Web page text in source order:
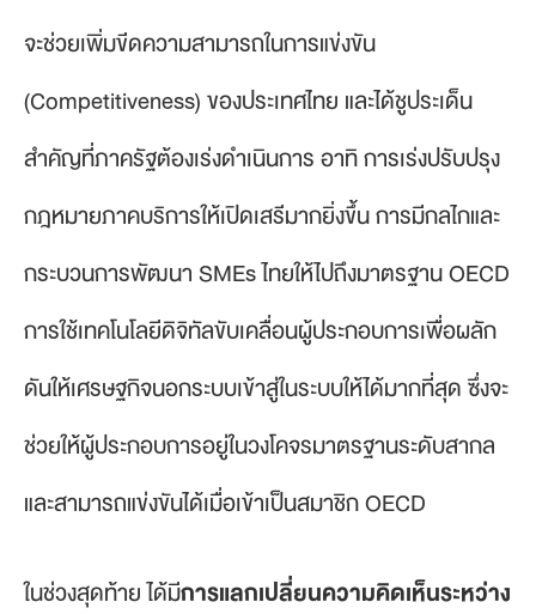
จะช่วยเพิ่มขีดความสามารถในการแข่งขัน
(Competitiveness) ของประเทศไทย และได้ชูประเด็น
สำคัญที่ภาครัฐต้องเร่งดำเนินการ อาทิ การเร่งปรับปรุง
กฎหมายภาคบริการให้เปิดเสรีมากยิ่งขึ้น การมีกลไกและ
กระบวนการพัฒนา SMEs ไทยให้ไปถึงมาตรฐาน OECD
การใช้เทคโนโลยีดิจิทัลขับเคลื่อนผู้ประกอบการเพื่อผลัก
ดันให้เศรษฐกิจนอกระบบเข้าสู่ในระบบให้ได้มากที่สุด ซึ่งจะ
ช่วยให้ผู้ประกอบการอยู่ในวงโคจรมาตรฐานระดับสากล
และสามารถแข่งขันได้เมื่อเข้าเป็นสมาชิก OECD
ในช่วงสุดท้าย ได้มีการแลกเปลี่ยนความคิดเห็นระหว่าง